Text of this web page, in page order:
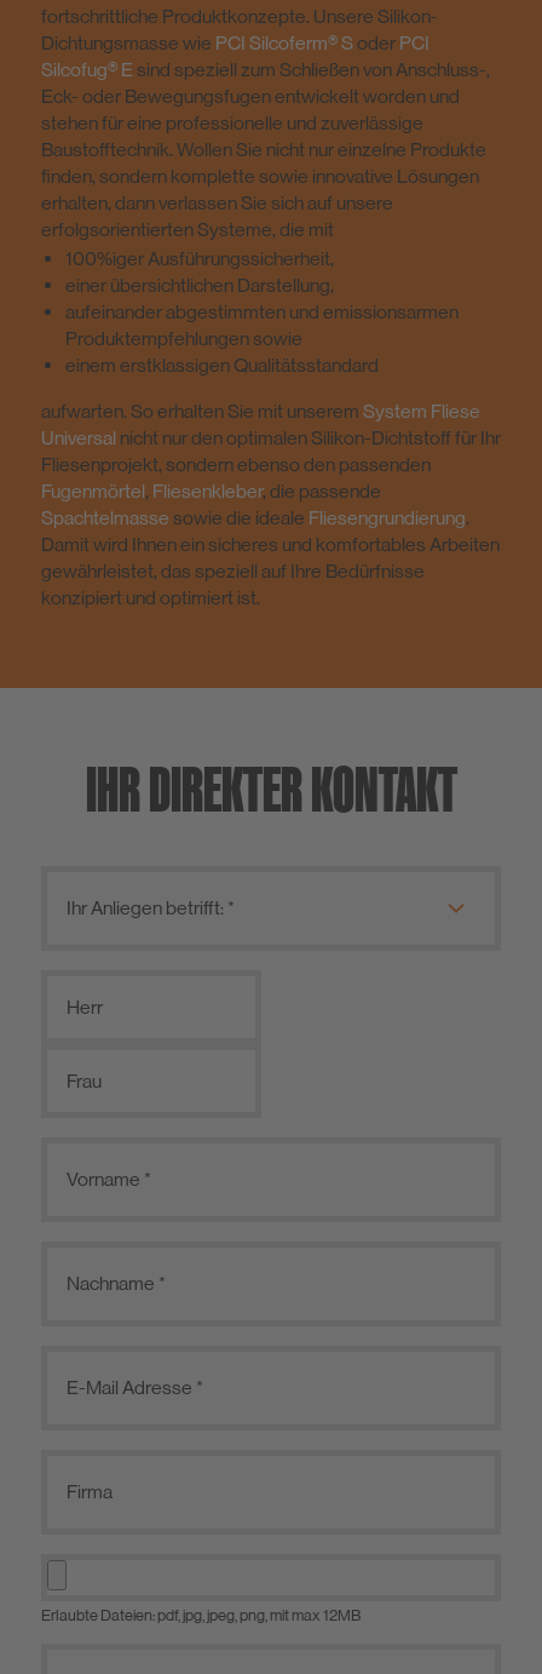
fortschrittliche Produktkonzepte. Unsere Silikon-
Dichtungsmasse wie PCI Silcoferm® Soder PCI
Silcofug® Esind speziell zum Schließen von Anschluss-,
Eck- oder Bewegungsfugen entwickelt worden und
stehen für eine professionelle und zuverlässige
Baustofftechnik. Wollen Sie nicht nur einzelne Produkte
finden, sondern komplette sowie innovative Lösungen
erhalten, dann verlassen Sie sich auf unsere
erfolgsorientierten Systeme, die mit
100%iger Ausführungssicherheit,
einer übersichtlichen Darstellung,
aufeinander abgestimmten und emissionsarmen
Produktempfehlungen sowie
einem erstklassigen Qualitätsstandard
aufwarten. So erhalten Sie mit unserem System Fliese
Universal nicht nur den optimalen Silikon-Dichtstoff für Ihr
Fliesenprojekt, sondern ebenso den passenden
Fugenmörtel, Fliesenkleber, die passende
Spachtelmasse sowie die ideale Fliesengrundierung.
Damit wird Ihnen ein sicheres und komfortables Arbeiten
gewährleistet, das speziell auf Ihre Bedürfnisse
konzipiert und optimiert ist.
IHR DIREKTER KONTAKT
Herr
Frau
Erlaubte Dateien: pdf, jpg, jpeg, png, mit max 12MB